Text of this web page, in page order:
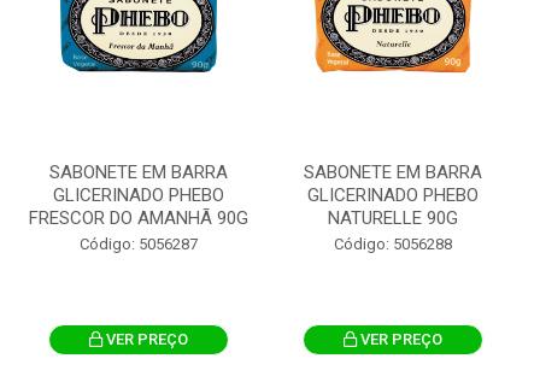
SABONETE EM BARRA
GLICERINADO PHEBO
FRESCOR DO AMANHÃ 90G
Código: 5056287
VER PREÇO
SABONETE EM BARRA
GLICERINADO PHEBO
NATURELLE 90G
Código: 5056288
VER PREÇO